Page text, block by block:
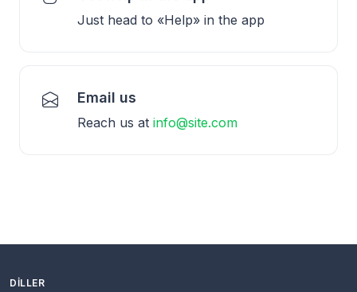
Just head to «Help» in the app
Email us
Reach us at info@site.com
DILLER